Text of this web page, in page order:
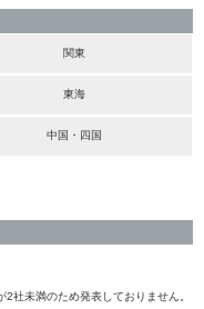
関東
東海
中国・四国
社未満のため発表しておりません。